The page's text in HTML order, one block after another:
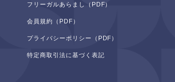
フリーガルあらまし（PDF）
会員規約（PDF）
プライバシーポリシー（PDF）
特定商取引法に基づく表記